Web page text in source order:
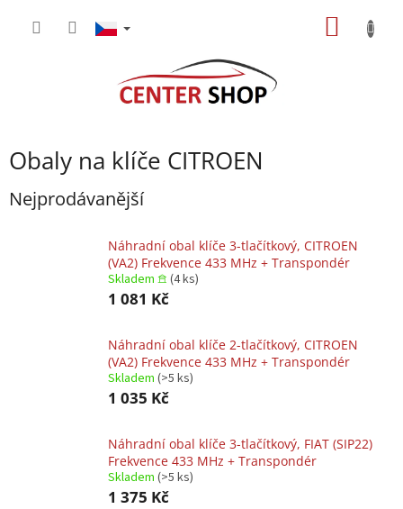
Obaly na klíče CITROEN
Nejprodávanější
Náhradní obal klíče 3-tlačítkový, CITROEN
(VA2) Frekvence 433 MHz + Transpondér
Skladem 𖠿 (4 ks)
1 081 Kč
Náhradní obal klíče 2-tlačítkový, CITROEN
(VA2) Frekvence 433 MHz + Transpondér
Skladem (>5 ks)
1 035 Kč
Náhradní obal klíče 3-tlačítkový, FIAT (SIP22)
Frekvence 433 MHz + Transpondér
Skladem (>5 ks)
1 375 Kč